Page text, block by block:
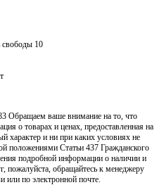
10
ваше внимание на то, что
о товарах и ценах, предоставленная на
характер и ни при каких условиях не
положениями Статьи 437 Гражданского
подробной информации о наличии и
пожалуйста, обращайтесь к менеджеру
или по электронной почте.